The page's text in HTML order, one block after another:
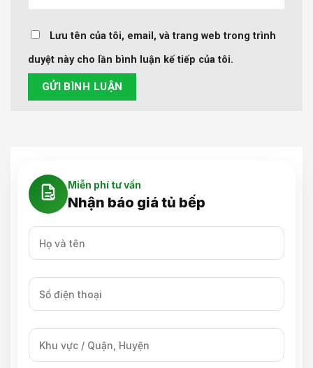
Lưu tên của tôi, email, và trang web trong trình
duyệt này cho lần bình luận kế tiếp của tôi.
Miễn phí tư vấn
Nhận báo giá tủ bếp